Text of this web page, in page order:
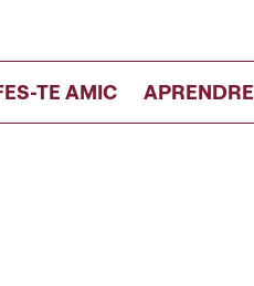
TE AMIC APRENDRE